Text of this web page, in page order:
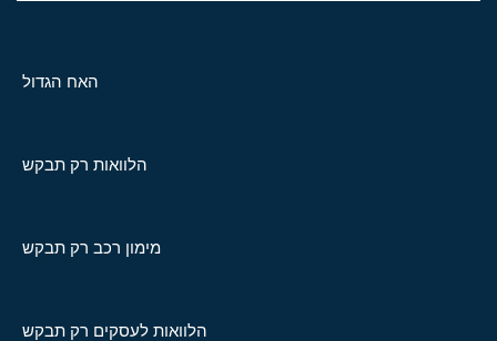
האח הגדול
הלוואות רק תבקש
מימון רכב רק תבקש
הלוואות לעסקים רק תבקש